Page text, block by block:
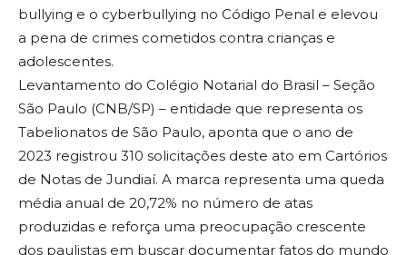
bullying e o cyberbullying no Código Penal e elevou
a pena de crimes cometidos contra crianças e
adolescentes.
Levantamento do Colégio Notarial do Brasil – Seção
São Paulo (CNB/SP) – entidade que representa os
Tabelionatos de São Paulo, aponta que o ano de
2023 registrou 310 solicitações deste ato em Cartórios
de Notas de Jundiaí. A marca representa uma queda
média anual de 20,72% no número de atas
produzidas e reforça uma preocupação crescente
dos paulistas em buscar documentar fatos do mundo